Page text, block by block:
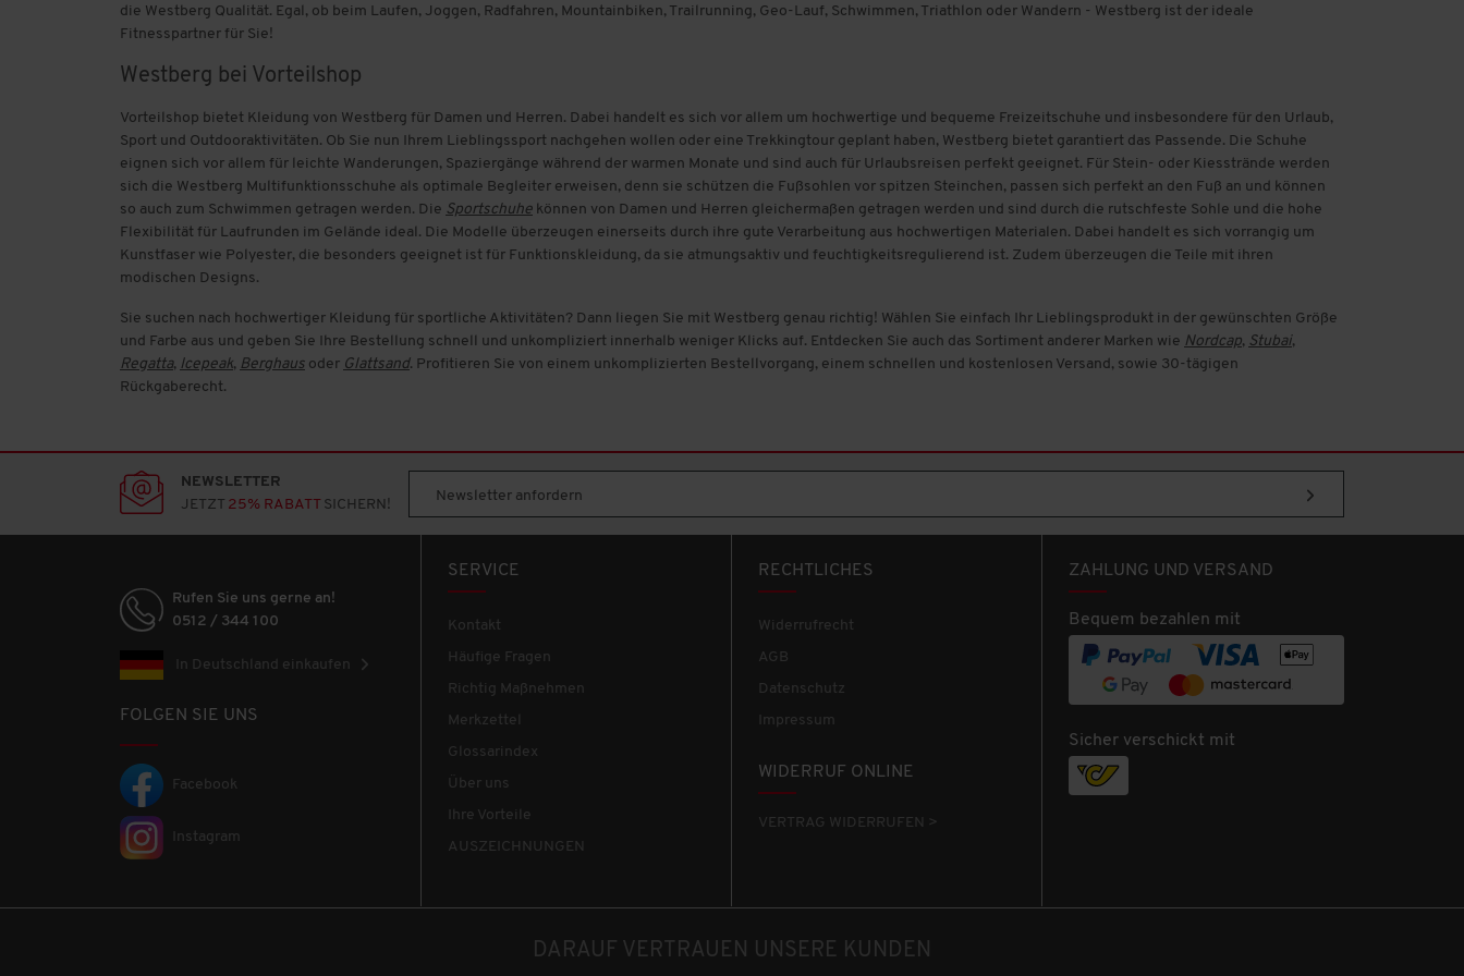
Pantofola d'Oro
die Westberg Qualität. Egal, ob beim Laufen, Joggen, Radfahren, Mountainbiken, Trailrunning, Geo-Lauf, Schwimmen, Triathlon oder Wandern - Westberg ist der ideale
Fitnesspartner für Sie!
Westberg bei Vorteilshop
Vorteilshop bietet Kleidung von Westberg für Damen und Herren. Dabei handelt es sich vor allem um hochwertige und bequeme Freizeitschuhe und insbesondere für den Urlaub,
Sport und Outdooraktivitäten. Ob Sie nun Ihrem Lieblingssport nachgehen wollen oder eine Trekkingtour geplant haben, Westberg bietet garantiert das Passende. Die Schuhe
eignen sich vor allem für leichte Wanderungen, Spaziergänge während der warmen Monate und sind auch für Urlaubsreisen perfekt geeignet. Für Stein- oder Kiesstrände werden
sich die Westberg Multifunktionsschuhe als optimale Begleiter erweisen, denn sie schützen die Fußsohlen vor spitzen Steinchen, passen sich perfekt an den Fuß an und können
so auch zum Schwimmen getragen werden. Die Sportschuhe können von Damen und Herren gleichermaßen getragen werden und sind durch die rutschfeste Sohle und die hohe
Flexibilität für Laufrunden im Gelände ideal. Die Modelle überzeugen einerseits durch ihre gute Verarbeitung aus hochwertigen Materialen. Dabei handelt es sich vorrangig um
Kunstfaser wie Polyester, die besonders geeignet ist für Funktionskleidung, da sie atmungsaktiv und feuchtigkeitsregulierend ist. Zudem überzeugen die Teile mit ihren
modischen Designs.
Sie suchen nach hochwertiger Kleidung für sportliche Aktivitäten? Dann liegen Sie mit Westberg genau richtig! Wählen Sie einfach Ihr Lieblingsprodukt in der gewünschten Größe
und Farbe aus und geben Sie Ihre Bestellung schnell und unkompliziert innerhalb weniger Klicks auf. Entdecken Sie auch das Sortiment anderer Marken wie Nordcap, Stubai,
Regatta, Icepeak, Berghaus oder Glattsand. Profitieren Sie von einem unkomplizierten Bestellvorgang, einem schnellen und kostenlosen Versand, sowie 30-tägigen
Rückgaberecht.
NEWSLETTER
JETZT 25% RABATTSICHERN!
Newsletter anfordern
Rufen Sie uns gerne an!
0512 / 344 100
In Deutschland einkaufen
FOLGEN SIE UNS
Facebook
Instagram
SERVICE
Kontakt
Häufige Fragen
Richtig Maßnehmen
Merkzettel
Glossarindex
Über uns
Ihre Vorteile
AUSZEICHNUNGEN
RECHTLICHES
Widerrufrecht
AGB
Datenschutz
Impressum
WIDERRUF ONLINE
VERTRAG WIDERRUFEN >
ZAHLUNG UND VERSAND
Bequem bezahlen mit
Sicher verschickt mit
DARAUF VERTRAUEN UNSERE KUNDEN